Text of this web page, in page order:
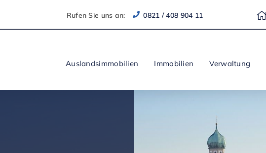
Rufen Sie uns an: 0821 / 408 904 11
Auslandsimmobilien Immobilien Verwaltung